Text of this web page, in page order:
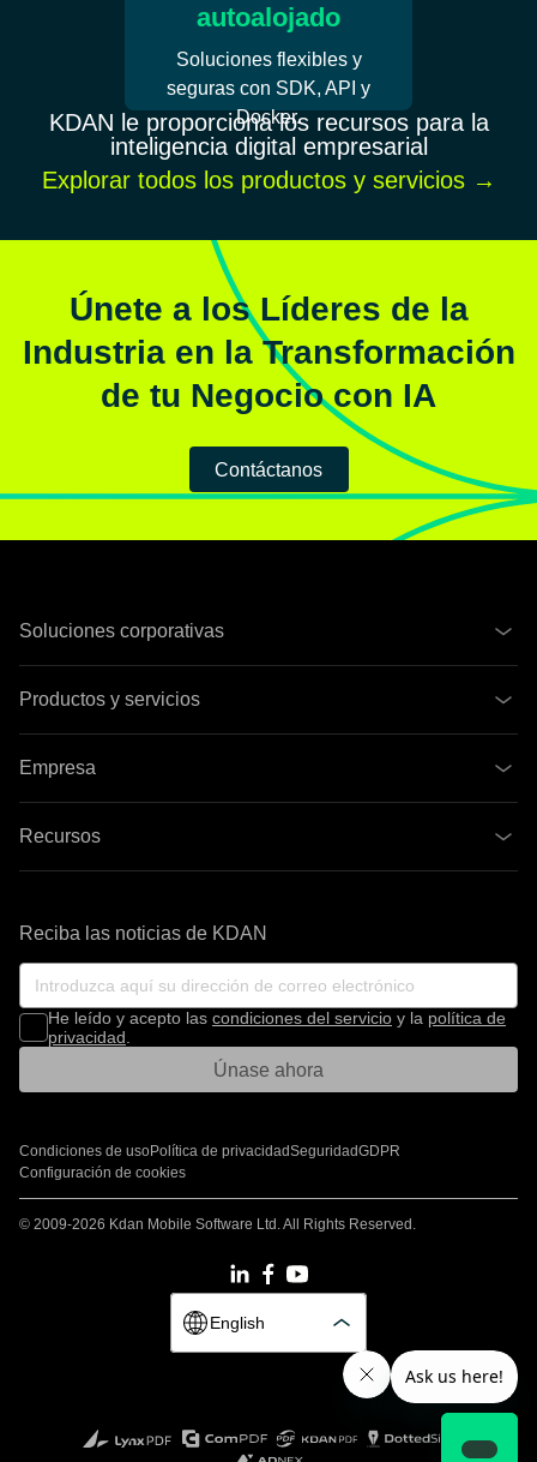
autoalojado
Soluciones flexibles y
seguras con SDK, API y
Docker.
KDAN le proporciona los recursos para la
inteligencia digital empresarial
Explorar todos los productos y servicios→
Únete a los Líderes de la
Industria en la Transformación
de tu Negocio con IA
Contáctanos
Soluciones corporativas
Productos y servicios
Empresa
Recursos
Reciba las noticias de KDAN
He leído y acepto las condiciones del servicio y la política de
privacidad
Únase ahora
Condiciones de usoPolítica de privacidadSeguridadGDPR
Configuración de cookies
© 2009-2026 Kdan Mobile Software Ltd. All Rights Reserved.
English